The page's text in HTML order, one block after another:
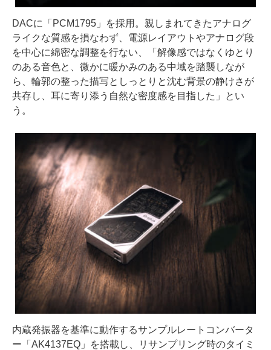
DACに「PCM1795」を採用。親しまれてきたアナログ
ライクな質感を損なわず、電源レイアウトやアナログ段
を中心に綿密な調整を行ない、「解像感ではなくゆとり
のある音色と、微かに暖かみのある中域を踏襲しなが
ら、輪郭の整った描写としっとりと沈む背景の静けさが
共存し、耳に寄り添う自然な密度感を目指した」とい
う。
内蔵発振器を基準に動作するサンプルレートコンバータ
ー「AK4137EQ」を搭載し、リサンプリング時のタイミ